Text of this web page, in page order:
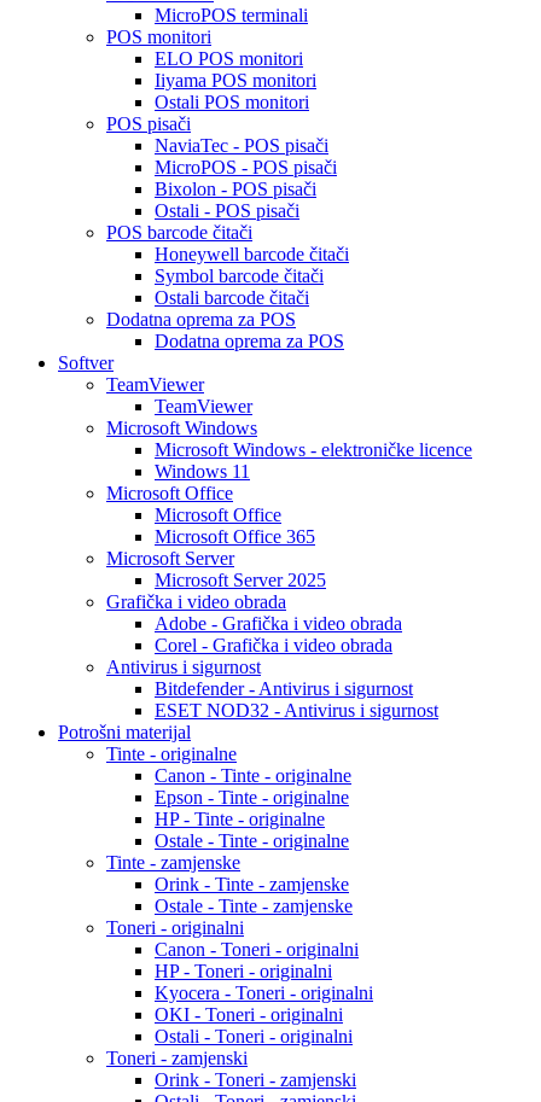
MicroPOS terminali
POS monitori
ELO POS monitori
Iiyama POS monitori
Ostali POS monitori
POS pisači
NaviaTec - POS pisači
MicroPOS - POS pisači
Bixolon - POS pisači
Ostali - POS pisači
POS barcode čitači
Honeywell barcode čitači
Symbol barcode čitači
Ostali barcode čitači
Dodatna oprema za POS
Dodatna oprema za POS
Softver
TeamViewer
TeamViewer
Microsoft Windows
Microsoft Windows - elektroničke licence
Windows 11
Microsoft Office
Microsoft Office
Microsoft Office 365
Microsoft Server
Microsoft Server 2025
Grafička i video obrada
Adobe - Grafička i video obrada
Corel - Grafička i video obrada
Antivirus i sigurnost
Bitdefender - Antivirus i sigurnost
ESET NOD32 - Antivirus i sigurnost
Potrošni materijal
Tinte - originalne
Canon - Tinte - originalne
Epson - Tinte - originalne
HP - Tinte - originalne
Ostale - Tinte - originalne
Tinte - zamjenske
Orink - Tinte - zamjenske
Ostale - Tinte - zamjenske
Toneri - originalni
Canon - Toneri - originalni
HP - Toneri - originalni
Kyocera - Toneri - originalni
OKI - Toneri - originalni
Ostali - Toneri - originalni
Toneri - zamjenski
Orink - Toneri - zamjenski